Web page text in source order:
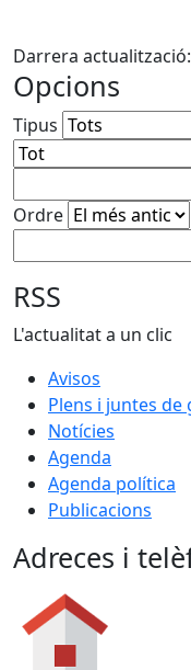
Darrera
Opcions
Tipus
Ordre
RSS
L'actualitat a un clic
Avisos
Plens i juntes de
Notícies
Agenda
Agenda política
Publicacions
Adreces i